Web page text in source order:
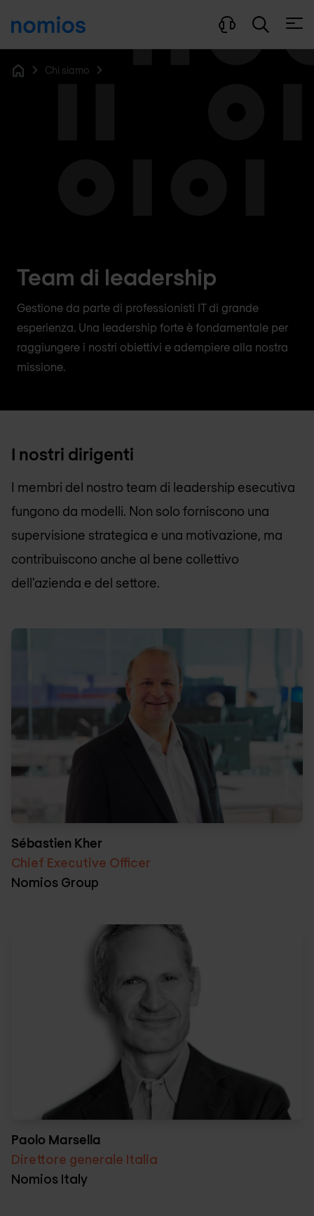
Apri
Chi siamo
Team di leadership
Gestione da parte di professionisti IT di grande
esperienza. Una leadership forte è fondamentale per
raggiungere i nostri obiettivi e adempiere alla nostra
missione.
I nostri dirigenti
I membri del nostro team di leadership esecutiva
fungono da modelli. Non solo forniscono una
supervisione strategica e una motivazione, ma
contribuiscono anche al bene collettivo
dell'azienda e del settore.
Sébastien Kher
Chief Executive Officer
Nomios Group
Paolo Marsella
Direttore generale Italia
Nomios Italy